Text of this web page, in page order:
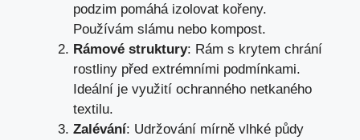
podzim pomáhá izolovat kořeny.
Používám slámu nebo kompost.
Rámové struktury: Rám s krytem chrání
rostliny před extrémními podmínkami.
Ideální je využití ochranného netkaného
textilu.
Zalévání: Udržování mírně vlhké půdy